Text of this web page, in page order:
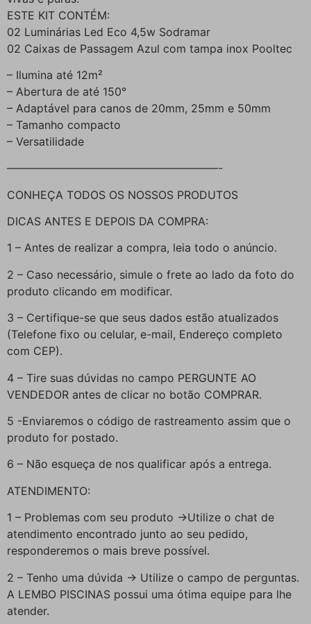
ESTE KIT CONTÉM:
02 Luminárias Led Eco 4,5w Sodramar
02 Caixas de Passagem Azul com tampa inox Pooltec
– Ilumina até 12m²
– Abertura de até 150°
– Adaptável para canos de 20mm, 25mm e 50mm
– Tamanho compacto
– Versatilidade
———————————————————-
CONHEÇA TODOS OS NOSSOS PRODUTOS
DICAS ANTES E DEPOIS DA COMPRA:
1 – Antes de realizar a compra, leia todo o anúncio.
2 – Caso necessário, simule o frete ao lado da foto do
produto clicando em modificar.
3 – Certifique-se que seus dados estão atualizados
(Telefone fixo ou celular, e-mail, Endereço completo
com CEP).
4 – Tire suas dúvidas no campo PERGUNTE AO
VENDEDOR antes de clicar no botão COMPRAR.
5 -Enviaremos o código de rastreamento assim que o
produto for postado.
6 – Não esqueça de nos qualificar após a entrega.
ATENDIMENTO:
1 – Problemas com seu produto ->Utilize o chat de
atendimento encontrado junto ao seu pedido,
responderemos o mais breve possível.
2 – Tenho uma dúvida -> Utilize o campo de perguntas.
A LEMBO PISCINAS possui uma ótima equipe para lhe
atender.